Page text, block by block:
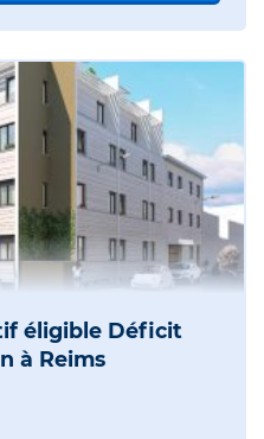
éligible Déficit
à Reims